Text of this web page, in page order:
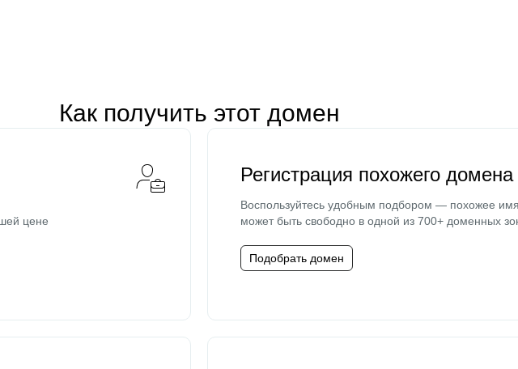
Как получить этот домен
цене
Регистрация похожего домена
Воспользуйтесь удобным подбором — похожее имя
может быть свободно в одной из 700+ доменных
Подобрать домен